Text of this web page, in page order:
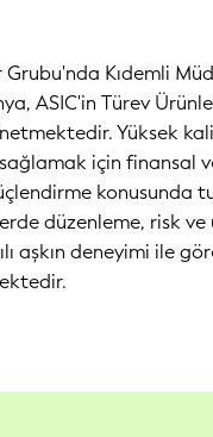
Grubu'nda Kıdemli
ASIC'in Türev
Yüksek
için finansal
konusunda
düzenleme, risk ve
aşkın deneyimi ile